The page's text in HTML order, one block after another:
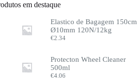
em destaque
Elastico de Bagagem 150cm
Ø10mm 120N/12kg
€2.34
Protecton Wheel Cleaner
500ml
€4.06